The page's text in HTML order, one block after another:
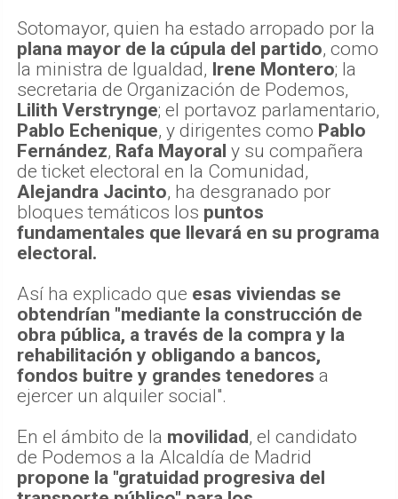
Sotomayor, quien ha estado arropado por la
plana mayor de la cúpula del partido, como
la ministra de Igualdad, Irene Montero; la
secretaria de Organización de Podemos,
Lilith Verstrynge; el portavoz parlamentario,
Pablo Echenique, y dirigentes como Pablo
Fernández, Rafa Mayoral y su compañera
de ticket electoral en la Comunidad,
Alejandra Jacinto, ha desgranado por
bloques temáticos los puntos
fundamentales que llevará en su programa
electoral.
Así ha explicado que esas viviendas se
obtendrían "mediante la construcción de
obra pública, a través de la compra y la
rehabilitación y obligando a bancos,
fondos buitre y grandes tenedores a
ejercer un alquiler social".
En el ámbito de la movilidad, el candidato
de Podemos a la Alcaldía de Madrid
propone la "gratuidad progresiva del